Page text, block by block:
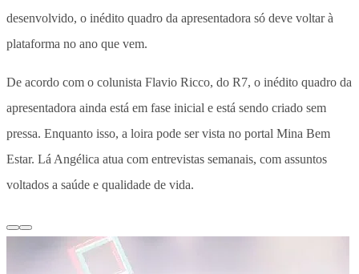
desenvolvido, o inédito quadro da apresentadora só deve voltar à
plataforma no ano que vem.
De acordo com o colunista Flavio Ricco, do R7, o inédito quadro da
apresentadora ainda está em fase inicial e está sendo criado sem
pressa. Enquanto isso, a loira pode ser vista no portal Mina Bem
Estar. Lá Angélica atua com entrevistas semanais, com assuntos
voltados a saúde e qualidade de vida.